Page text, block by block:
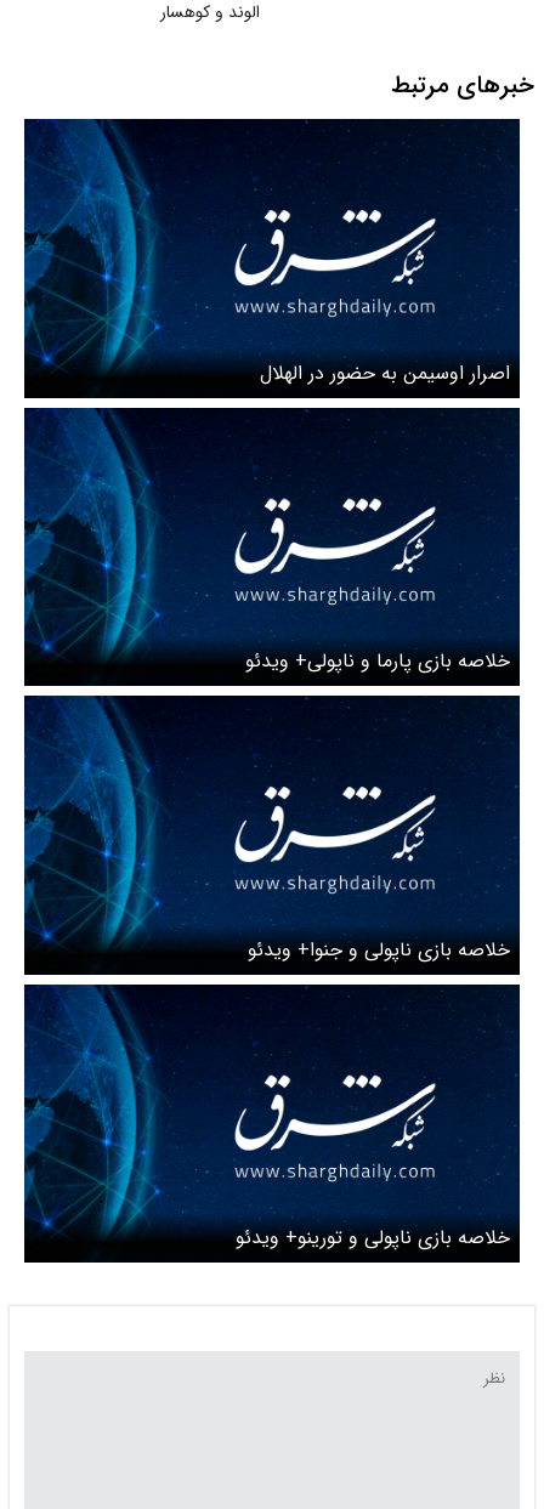
الوند و کوهسار
خبرهای مرتبط
اصرار اوسیمن به حضور در الهلال
خلاصه بازی پارما و ناپولی+ ویدئو
خلاصه بازی ناپولی و جنوا+ ویدئو
خلاصه بازی ناپولی و تورینو+ ویدئو